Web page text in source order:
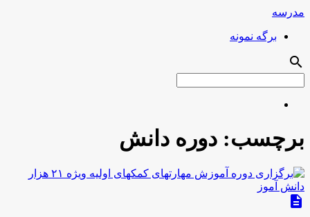
مدرسه
برگه نمونه
search
برچسب: دوره دانش
description